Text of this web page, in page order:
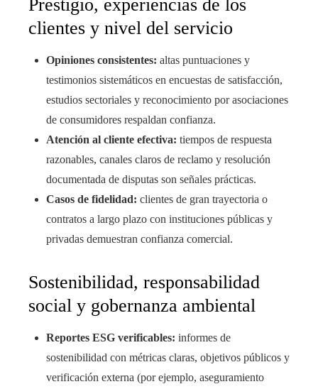
Prestigio, experiencias de los
clientes y nivel del servicio
Opiniones consistentes: altas puntuaciones y
testimonios sistemáticos en encuestas de satisfacción,
estudios sectoriales y reconocimiento por asociaciones
de consumidores respaldan confianza.
Atención al cliente efectiva: tiempos de respuesta
razonables, canales claros de reclamo y resolución
documentada de disputas son señales prácticas.
Casos de fidelidad: clientes de gran trayectoria o
contratos a largo plazo con instituciones públicas y
privadas demuestran confianza comercial.
Sostenibilidad, responsabilidad
social y gobernanza ambiental
Reportes ESG verificables: informes de
sostenibilidad con métricas claras, objetivos públicos y
verificación externa (por ejemplo, aseguramiento